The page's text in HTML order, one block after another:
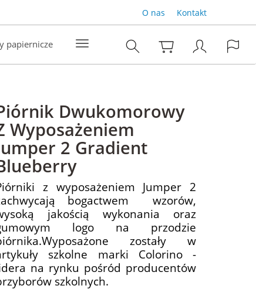
O nas Kontakt
papiernicze
Dwukomorowy
Wyposażeniem
2 Gradient
z wyposażeniem Jumper 2
bogactwem wzorów,
jakością wykonania oraz
logo na przodzie
zostały w
szkolne marki Colorino -
na rynku pośród producentów
szkolnych.